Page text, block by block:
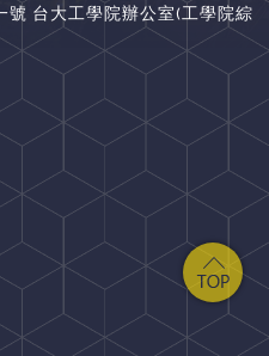
號 台大工學院辦公室(工學院綜